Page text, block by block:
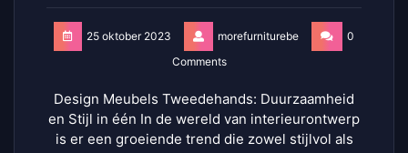
25 oktober 2023 morefurniturebe
0
Comments
Design Meubels Tweedehands: Duurzaamheid
en Stijl in één In de wereld van interieurontwerp
is er een groeiende trend die zowel stijlvol als